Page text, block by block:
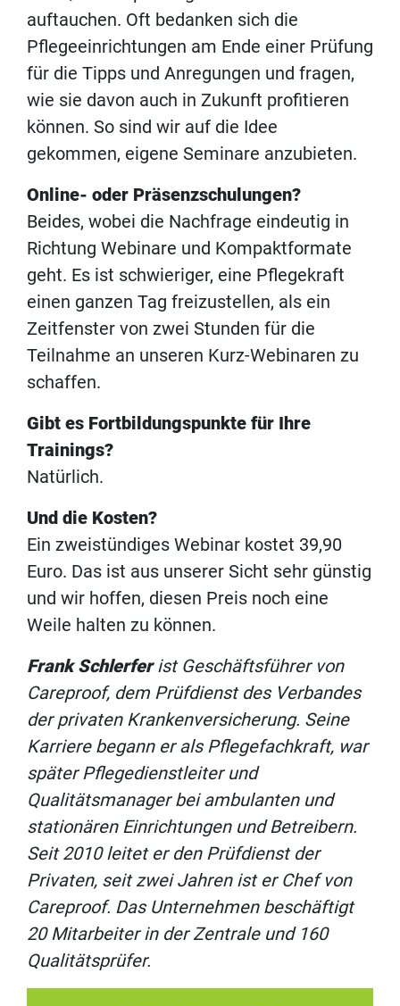
auftauchen. Oft bedanken sich die
Pflegeeinrichtungen am Ende einer Prüfung
für die Tipps und Anregungen und fragen,
wie sie davon auch in Zukunft profitieren
können. So sind wir auf die Idee
gekommen, eigene Seminare anzubieten.
Online- oder Präsenzschulungen?
Beides, wobei die Nachfrage eindeutig in
Richtung Webinare und Kompaktformate
geht. Es ist schwieriger, eine Pflegekraft
einen ganzen Tag freizustellen, als ein
Zeitfenster von zwei Stunden für die
Teilnahme an unseren Kurz-Webinaren zu
schaffen.
Gibt es Fortbildungspunkte für Ihre
Trainings?
Natürlich.
Und die Kosten?
Ein zweistündiges Webinar kostet 39,90
Euro. Das ist aus unserer Sicht sehr günstig
und wir hoffen, diesen Preis noch eine
Weile halten zu können.
Frank Schlerferist Geschäftsführer von
Careproof, dem Prüfdienst des Verbandes
der privaten Krankenversicherung. Seine
Karriere begann er als Pflegefachkraft, war
später Pflegedienstleiter und
Qualitätsmanager bei ambulanten und
stationären Einrichtungen und Betreibern.
Seit 2010 leitet er den Prüfdienst der
Privaten, seit zwei Jahren ist er Chef von
Careproof. Das Unternehmen beschäftigt
20 Mitarbeiter in der Zentrale und 160
Qualitätsprüfer.